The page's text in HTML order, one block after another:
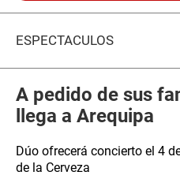
ESPECTÁCULOS
A pedido de sus
llega a Arequipa
Dúo ofrecerá concierto el 4
de la Cerveza